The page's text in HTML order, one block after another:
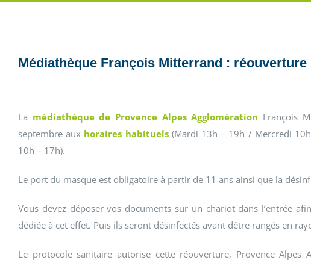
Médiathèque François Mitterrand :
La médiathèque de Provence Alpes Agglomération François
septembre aux horaires habituels(Mardi 13h – 19h / Mercredi
10h – 17h).
Le port du masque est obligatoire à partir de 11 ans ainsi que la
Vous devez déposer vos documents sur un chariot dans l’entrée
dédiée à cet effet. Puis ils seront désinfectés avant dêtre rangés en
Le protocole sanitaire autorise cette réouverture, Provence